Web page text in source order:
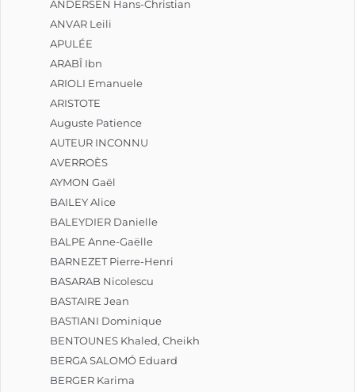
Au travers de récits, documents
historiques et images dont il faut
déchiffrer le sens, le lecteur partage ici
d’un des plus grands initiés de
ANDERSEN Hans-Christian
ANVAR Leili
APULÉE
ARABÎ Ibn
ARIOLI Emanuele
ARISTOTE
Auguste Patience
AUTEUR INCONNU
AVERROÈS
AYMON Gaël
BAILEY Alice
BALEYDIER Danielle
BALPE Anne-Gaëlle
BARNEZET Pierre-Henri
BASARAB Nicolescu
BASTAIRE Jean
BASTIANI Dominique
BENTOUNES Khaled, Cheikh
BERGA SALOMÓ Eduard
BERGER Karima